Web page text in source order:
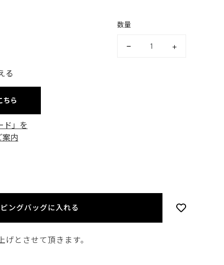
数量
る
ちら
ド」を
案内
ングバッグに入れる
とさせて頂きます。